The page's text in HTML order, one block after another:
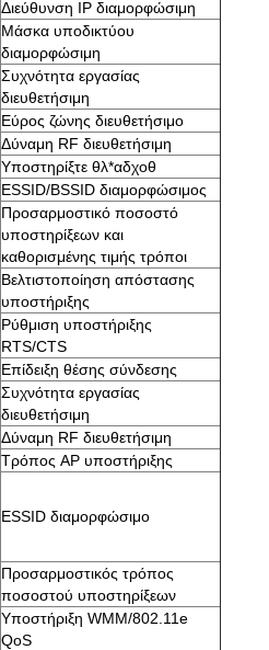
Διεύθυνση IP διαμορφώσιμη
Μάσκα υποδικτύου
διαμορφώσιμη
Συχνότητα εργασίας
διευθετήσιμη
Εύρος ζώνης διευθετήσιμο
Δύναμη RF διευθετήσιμη
Υποστηρίξτε θλ*αδχοθ
ESSID/BSSID διαμορφώσιμος
Προσαρμοστικό ποσοστό
υποστηρίξεων και
καθορισμένης τιμής τρόποι
Βελτιστοποίηση απόστασης
υποστήριξης
Ρύθμιση υποστήριξης
RTS/CTS
Επίδειξη θέσης σύνδεσης
Συχνότητα εργασίας
διευθετήσιμη
Δύναμη RF διευθετήσιμη
Τρόπος AP υποστήριξης
ESSID διαμορφώσιμο
Προσαρμοστικός τρόπος
ποσοστού υποστηρίξεων
Υποστήριξη WMM/802.11e
QoS